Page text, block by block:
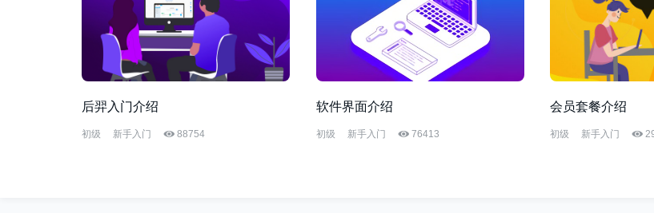
后羿入门介绍
初级 新手入门 88754
软件界面介绍
初级 新手入门 76413
会员套餐介绍
初级 新手入门